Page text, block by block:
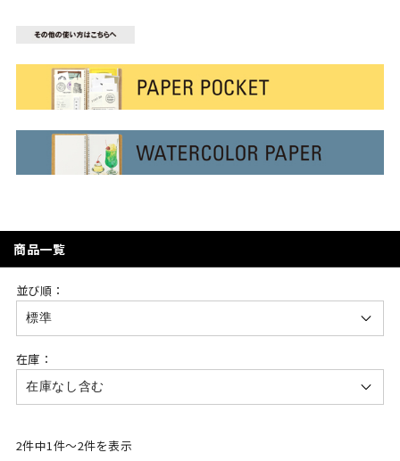
商品一覧
並び順：
在庫：
2件中1件～2件を表示